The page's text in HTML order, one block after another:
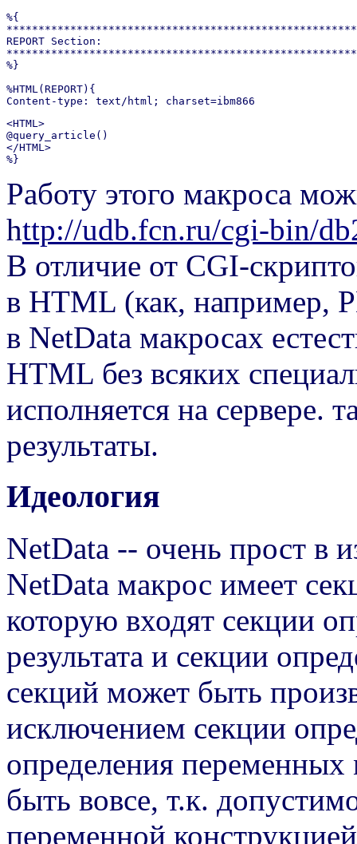
%{
REPORT Section:
%}
%HTML(REPORT){
Content-type: text/html; charset=ibm866
<HTML>
@query_article()
</HTML>
%}
Работу этого макроса
http://udb.fcn.ru/cgi-bin/
В отличие от CGI-
в HTML (как, например,
в NetData макросах
HTML без всяких
исполняется на сервере.
результаты.
Идеология
NetData -- очень прост в
NetData макрос имеет
которую входят секции
результата и секции
секций может быть
исключением секции
определения
быть вовсе, т.к.
переменной